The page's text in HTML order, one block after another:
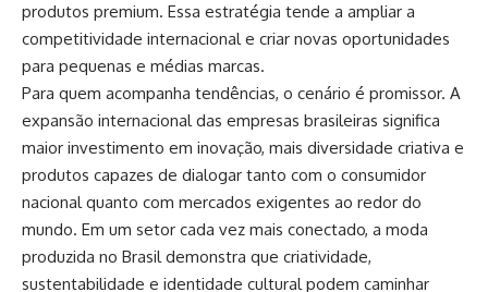
produtos premium. Essa estratégia tende a ampliar a
competitividade internacional e criar novas oportunidades
para pequenas e médias marcas.
Para quem acompanha tendências, o cenário é promissor. A
expansão internacional das empresas brasileiras significa
maior investimento em inovação, mais diversidade criativa e
produtos capazes de dialogar tanto com o consumidor
nacional quanto com mercados exigentes ao redor do
mundo. Em um setor cada vez mais conectado, a moda
produzida no Brasil demonstra que criatividade,
sustentabilidade e identidade cultural podem caminhar